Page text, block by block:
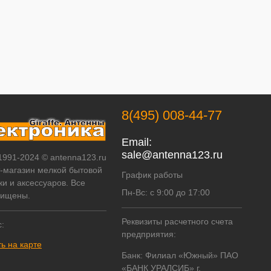
2024 © antenna123.ru
магазин мелкой бытовой
и аксессуаров. Все
на карте
8(495) 008-44-77
Email:
sale@antenna123.ru
График работы
Пн-Вс: с 9:00 до 17:00
Реквизиты расчетного счета
предприятия:
Банк: Филиал «Южный» ПАО
«БАНК УРАЛСИБ» г.